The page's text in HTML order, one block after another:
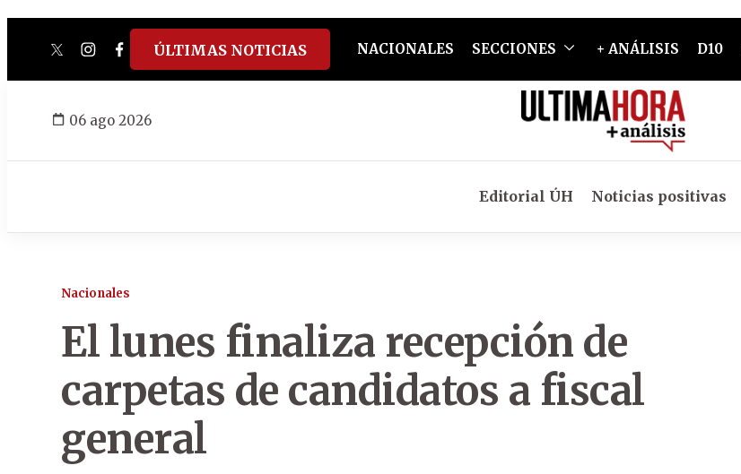
twitterinstagram
facebook
tiktokyoutube
spotify
ÚLTIMAS NOTICIAS NACIONALES SECCIONES + ANÁLISIS D10
06 ago 2026
Editorial ÚH Noticias positivas
Nacionales
El lunes finaliza recepción de
carpetas de candidatos a fiscal
general